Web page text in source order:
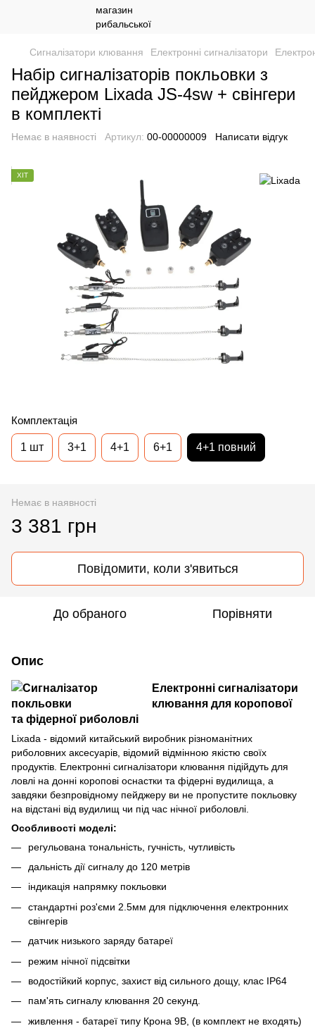
Сигналізатори клювання Електронні сигналізатори
Набір сигналізаторів покльовки з
пейджером Lixada JS-4sw + свінгери
в комплекті
Немає в наявності Артикул: 00-00000009 Написати відгук
ХІТ
Комплектація
1 шт 3+1 4+1 6+1 4+1 повний
Немає в наявності
3 381 грн
Повідомити, коли з'явиться
До обраного Порівняти
Опис
Електронні сигналізатори
клювання для коропової
та фідерної риболовлі
Lixada - відомий китайський виробник різноманітних
риболовних аксесуарів, відомий відмінною якістю своїх
продуктів. Електронні сигналізатори клювання підійдуть для
ловлі на донні коропові оснастки та фідерні вудилища, а
завдяки безпровідному пейджеру ви не пропустите покльовку
на відстані від вудилищ чи під час нічної риболовлі.
Особливості моделі:
регульована тональність, гучність, чутливість
дальність дії сигналу до 120 метрів
індикація напрямку покльовки
стандартні роз'єми 2.5мм для підключення електронних
свінгерів
датчик низького заряду батареї
режим нічної підсвітки
водостійкий корпус, захист від сильного дощу, клас IP64
пам'ять сигналу клювання 20 секунд.
живлення - батареї типу Крона 9В, (в комплект не входять)